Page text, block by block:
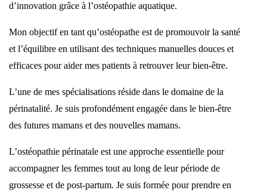
d’innovation grâce à l’ostéopathie aquatique.
Mon objectif en tant qu’ostéopathe est de promouvoir la santé
et l’équilibre en utilisant des techniques manuelles douces et
efficaces pour aider mes patients à retrouver leur bien-être.
L’une de mes spécialisations réside dans le domaine de la
périnatalité. Je suis profondément engagée dans le bien-être
des futures mamans et des nouvelles mamans.
L’ostéopathie périnatale est une approche essentielle pour
accompagner les femmes tout au long de leur période de
grossesse et de post-partum. Je suis formée pour prendre en